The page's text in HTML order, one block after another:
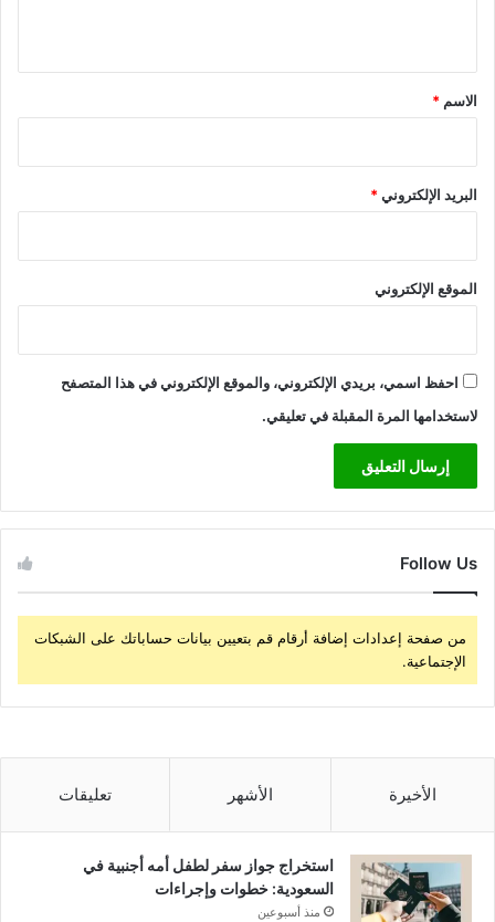
*
الاسم *
البريد الإلكتروني*
الموقع الإلكتروني
احفظ اسمي، بريدي الإلكتروني، والموقع الإلكتروني في هذا المتصفح
لاستخدامها المرة المقبلة في تعليقي.
Follow Us
من صفحة إعدادات إضافة أرقام قم بتعيين بيانات حساباتك على الشبكات
الإجتماعية.
الأخيرة الأشهر تعليقات
استخراج جواز سفر لطفل أمه أجنبية في
السعودية: خطوات وإجراءات
منذ أسبوعين